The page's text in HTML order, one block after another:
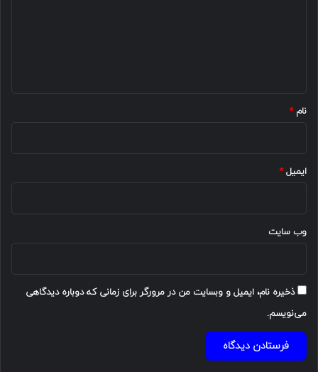
نام*
ایمیل*
وب‌ سایت
ذخیره نام، ایمیل و وبسایت من در مرورگر برای زمانی که دوباره دیدگاهی
می‌نویسم.